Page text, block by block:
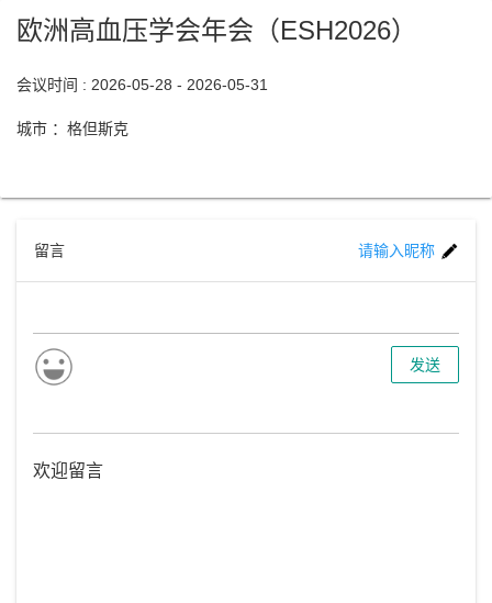
欧洲高血压学会年会（ESH2026）
会议时间 : 2026-05-28 - 2026-05-31
城市 ：格但斯克
留言 请输入昵称
发送
欢迎留言